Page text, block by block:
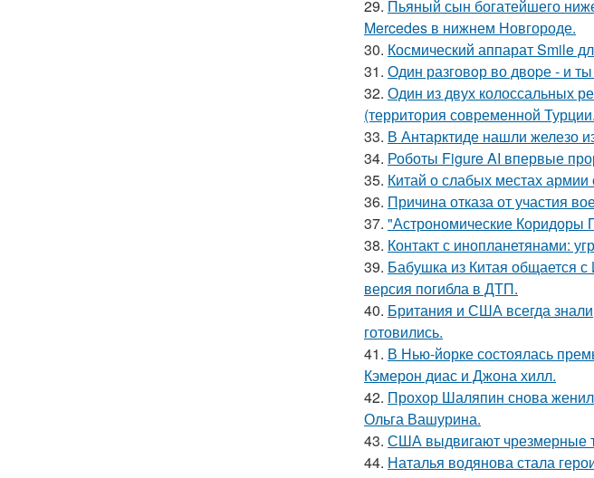
29. Пьяный сын богатейшего
Mercedes в нижнем Новгороде.
30. Космический аппарат Smile
31. Один разговoр во двоpе - и
32. Один из двух колоссальных
(территория современной Турции.
33. В Антарктиде нашли железо
34. Роботы Figure AI впервые
35. Китай о слабых местах
36. Причина отказа от участия
37. "Астрономические
38. Контакт с инопланетянами:
39. Бабушка из Китая общается
версия погибла в ДТП.
40. Британия и США всегда
готовились.
41. В Нью-йорке состоялась
Кэмерон диас и Джона хилл.
42. Прохор Шаляпин снова
Ольга Вашурина.
43. США выдвигают чрезмерные
44. Наталья водянова стала